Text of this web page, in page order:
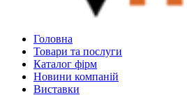
Головна
Товари та послуги
Каталог фірм
Новини компаній
Виставки